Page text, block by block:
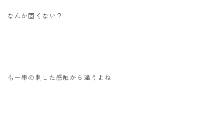
なんか固くない？
もー串の刺した感触から違うよね